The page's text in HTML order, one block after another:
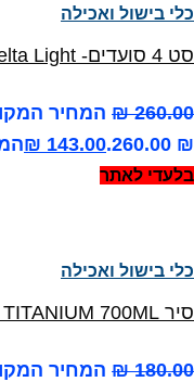
כלי בישול ואכילה
סט 4 סועדים- Sea To Summit Delta Light
₪260.00
המחיר
₪ 260.00.
₪ 143.00
בלעדי לאתר
כלי בישול ואכילה
סיר TOAKS LIGHT TITANIUM 700ML
₪180.00
המחיר